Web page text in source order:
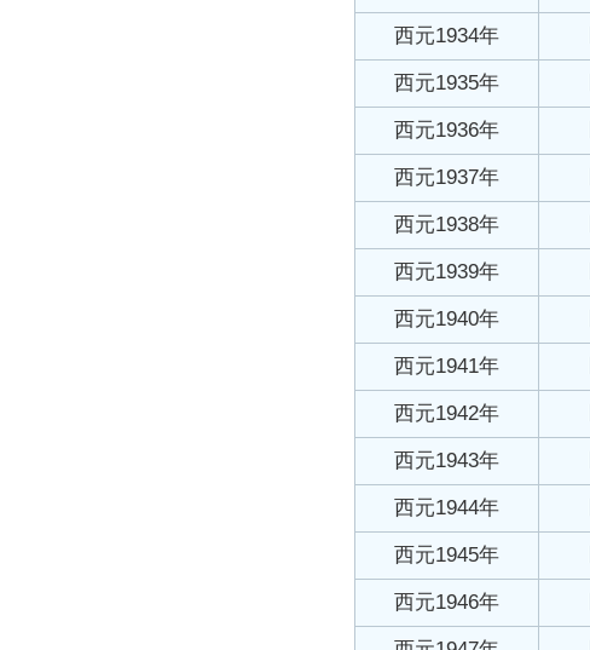
西元1934年
西元1935年
西元1936年
西元1937年
西元1938年
西元1939年
西元1940年
西元1941年
西元1942年
西元1943年
西元1944年
西元1945年
西元1946年